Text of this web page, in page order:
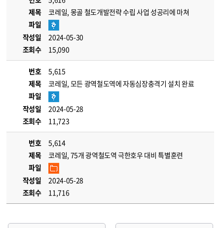
제목
코레일, 몽골 철도개발전략 수립 사업 성공리에 마쳐
파일
작성일
2024-05-30
조회수
15,090
번호
5,615
제목
코레일, 모든 광역철도역에 자동심장충격기 설치 완료
파일
작성일
2024-05-28
조회수
11,723
번호
5,614
제목
코레일, 75개 광역철도역 극한호우 대비 특별훈련
파일
작성일
2024-05-28
조회수
11,716